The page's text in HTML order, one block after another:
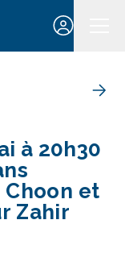
à 20h30
Choon et
Zahir